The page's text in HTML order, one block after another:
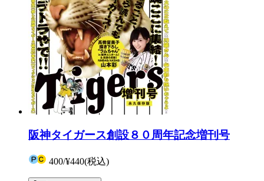
阪神タイガース創設８０周年記念増刊号
400/¥440(税込)